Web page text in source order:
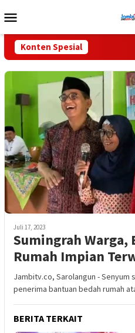
ke
Mobile
Konten Spesial
Juli 17, 2023
Sumingrah Warga,
Rumah Impian
Jambitv.co, Sarolangun - Senyum
penerima bantuan bedah rumah
BERITA TERKAIT